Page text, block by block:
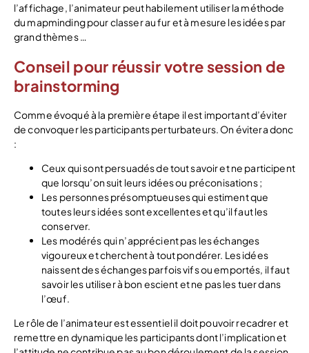
l’affichage, l’animateur peut habilement utiliser la méthode
du mapminding pour classer au fur et à mesure les idées par
grand thèmes …
Conseil pour réussir votre session de
brainstorming
Comme évoqué à la première étape il est important d’éviter
de convoquer les participants perturbateurs. On évitera donc
:
Ceux qui sont persuadés de tout savoir et ne participent
que lorsqu’on suit leurs idées ou préconisations ;
Les personnes présomptueuses qui estiment que
toutes leurs idées sont excellentes et qu’il faut les
conserver.
Les modérés qui n’apprécient pas les échanges
vigoureux et cherchent à tout pondérer. Les idées
naissent des échanges parfois vifs ou emportés, il faut
savoir les utiliser à bon escient et ne pas les tuer dans
l’œuf.
Le rôle de l’animateur est essentiel il doit pouvoir recadrer et
remettre en dynamique les participants dont l’implication et